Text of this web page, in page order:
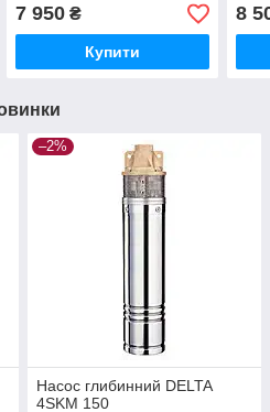
7 950₴
Купити
8
–2%
Насос глибинний DELTA
4SKM 150